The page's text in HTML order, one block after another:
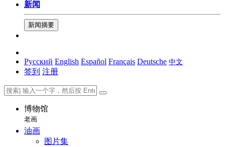
新闻
新闻摘要
Русский English Español Français Deutsche 中文
签到 注册
博物馆
老画
油画
图片集